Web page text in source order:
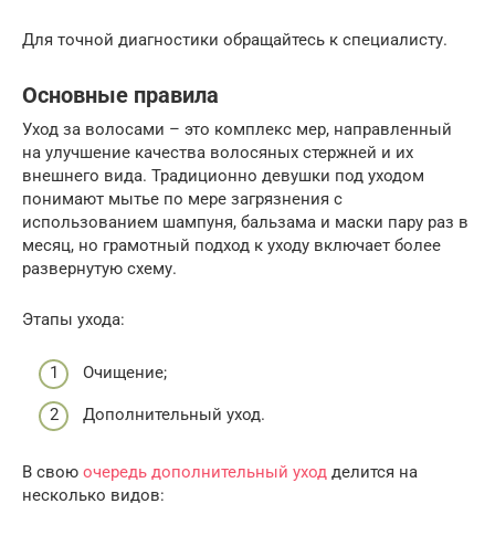
Для точной диагностики обращайтесь к специалисту.
Основные правила
Уход за волосами – это комплекс мер, направленный
на улучшение качества волосяных стержней и их
внешнего вида. Традиционно девушки под уходом
понимают мытье по мере загрязнения с
использованием шампуня, бальзама и маски пару раз в
месяц, но грамотный подход к уходу включает более
развернутую схему.
Этапы ухода:
Очищение;
Дополнительный уход.
В свою очередь дополнительный уход делится на
несколько видов: